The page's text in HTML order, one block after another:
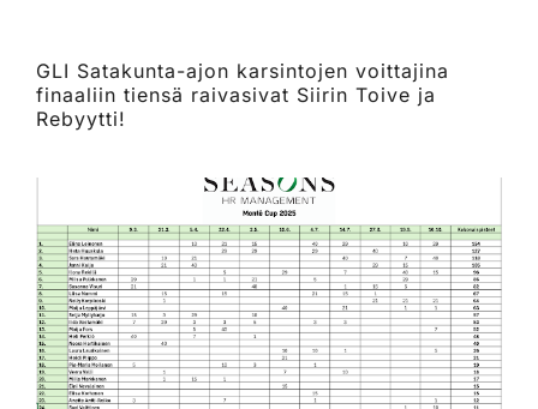
​​​​​​​GLI Satakunta-ajon karsintojen voittajina
finaaliin tiensä raivasivat Siirin Toive ja
Rebyytti!